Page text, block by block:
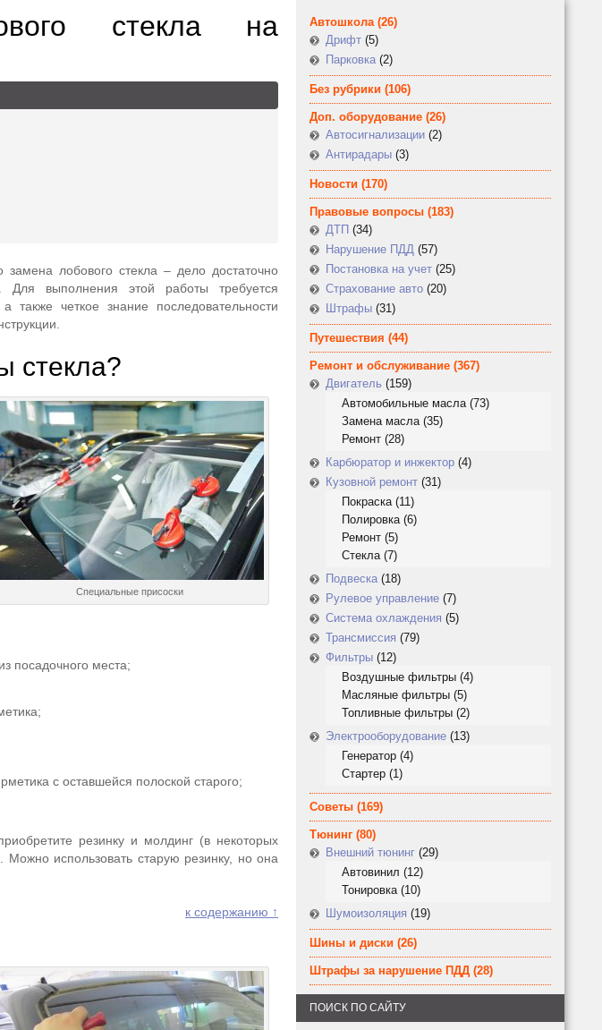
стекла на
лобового стекла – дело достаточно
выполнения этой работы требуется
также четкое знание последовательности
стекла?
Специальные присоски
посадочного места;
с оставшейся полоской старого;
резинку и молдинг (в некоторых
использовать старую резинку, но она
к содержанию ↑
Автошкола(26)
Дрифт (5)
Парковка (2)
Без рубрики (106)
Доп. оборудование (26)
Автосигнализации (2)
Антирадары (3)
Новости (170)
Правовые вопросы (183)
ДТП (34)
Нарушение ПДД (57)
Постановка на учет (25)
Страхование авто (20)
Штрафы (31)
Путешествия (44)
Ремонт и обслуживание (367)
Двигатель (159)
Автомобильные масла(73)
Замена масла(35)
Ремонт (28)
Карбюратор и инжектор (4)
Кузовной ремонт (31)
Покраска(11)
Полировка(6)
Ремонт (5)
Стекла(7)
Подвеска (18)
Рулевое управление (7)
Система охлаждения (5)
Трансмиссия (79)
Фильтры (12)
Воздушные фильтры (4)
Масляные фильтры (5)
Топливные фильтры (2)
Электрооборудование (13)
Генератор (4)
Стартер (1)
Советы (169)
Тюнинг (80)
Внешний тюнинг (29)
Автовинил (12)
Тонировка(10)
Шумоизоляция (19)
Шины и диски (26)
Штрафы за нарушение ПДД (28)
ПОИСК ПО САЙТУ